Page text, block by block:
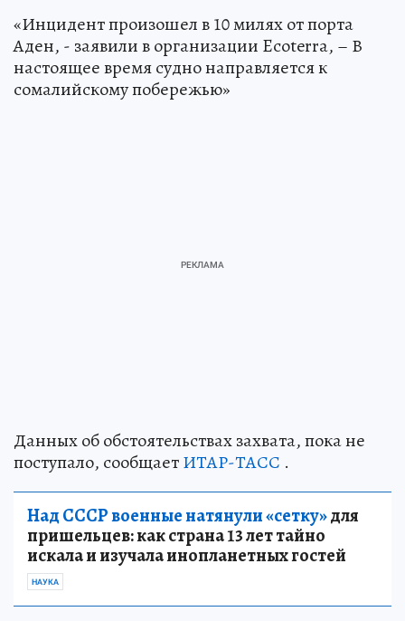
«Инцидент произошел в 10 милях от порта
Аден, - заявили в организации Ecoterra, – В
настоящее время судно направляется к
сомалийскому побережью»
Данных об обстоятельствах захвата, пока не
поступало, сообщаетИТАР-ТАСС .
Над СССР военные натянули «сетку»для
пришельцев: как страна 13 лет тайно
искала и изучала инопланетных гостей
НАУКА